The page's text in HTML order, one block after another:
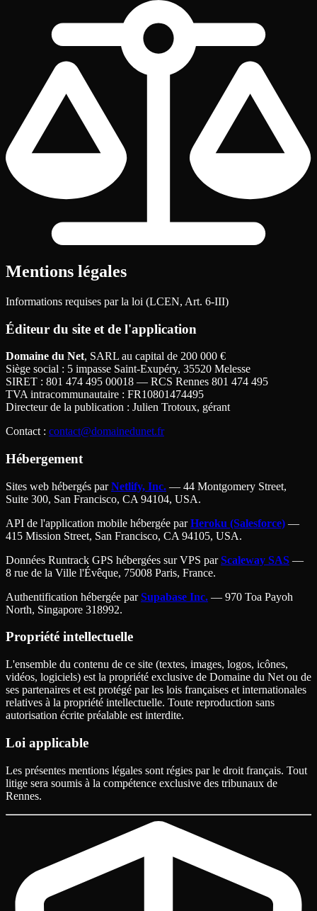
Mentions légales
Informations requises par la loi (LCEN, Art. 6-III)
Éditeur du site et de l'application
Domaine du Net, SARL au capital de 200 000 €
Siège social : 5 impasse Saint-Exupéry, 35520 Melesse
SIRET : 801 474 495 00018 — RCS Rennes 801 474 495
TVA intracommunautaire : FR10801474495
Directeur de la publication : Julien Trotoux, gérant
Contact : contact@domainedunet.fr
Hébergement
Sites web hébergés par Netlify, Inc. — 44 Montgomery Street,
Suite 300, San Francisco, CA 94104, USA.
API de l'application mobile hébergée par Heroku (Salesforce) —
415 Mission Street, San Francisco, CA 94105, USA.
Données Runtrack GPS hébergées sur VPS par Scaleway SAS —
8 rue de la Ville l'Évêque, 75008 Paris, France.
Authentification hébergée par Supabase Inc. — 970 Toa Payoh
North, Singapore 318992.
Propriété intellectuelle
L'ensemble du contenu de ce site (textes, images, logos, icônes,
vidéos, logiciels) est la propriété exclusive de Domaine du Net ou de
ses partenaires et est protégé par les lois françaises et internationales
relatives à la propriété intellectuelle. Toute reproduction sans
autorisation écrite préalable est interdite.
Loi applicable
Les présentes mentions légales sont régies par le droit français. Tout
litige sera soumis à la compétence exclusive des tribunaux de
Rennes.